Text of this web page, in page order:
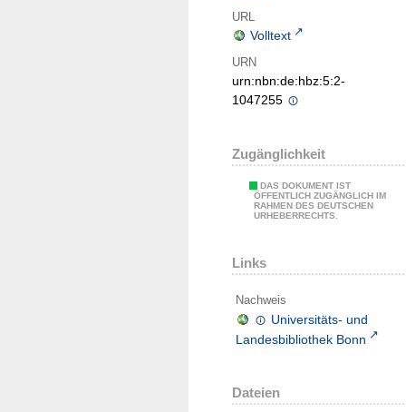
URL
Volltext
URN
urn:nbn:de:hbz:5:2-
1047255
Zugänglichkeit
DAS DOKUMENT IST
ÖFFENTLICH ZUGÄNGLICH IM
RAHMEN DES DEUTSCHEN
URHEBERRECHTS.
Links
Nachweis
Universitäts- und
Landesbibliothek Bonn
Dateien